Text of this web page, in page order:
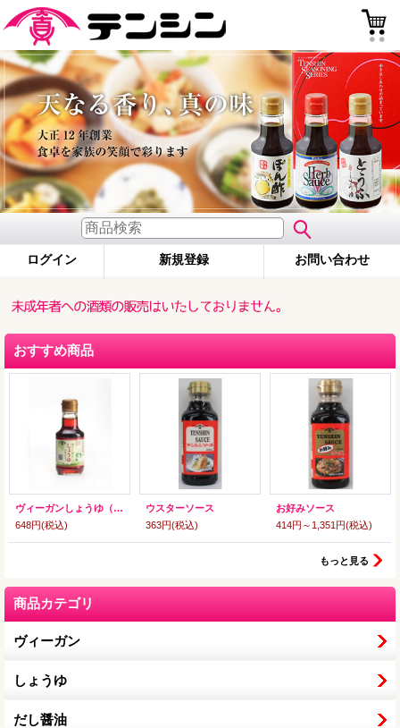
ログイン 新規登録 お問い合わせ
おすすめ商品
ヴィーガンしょうゆ（グルテンフリー）
648円(税込)
ウスターソース
363円(税込)
お好みソース
414円～1,351円(税込)
もっと見る
商品カテゴリ
戻る
ヴィーガン
しょうゆ
だし醤油